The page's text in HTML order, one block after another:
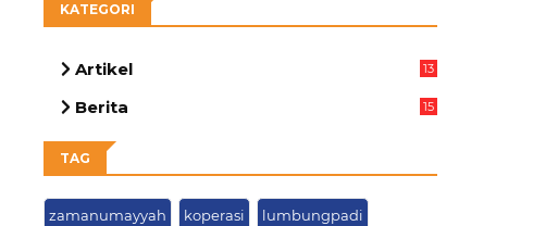
KATEGORI
Artikel
13
Berita
15
TAG
zamanumayyah koperasi lumbungpadi